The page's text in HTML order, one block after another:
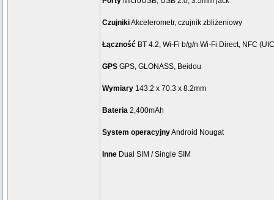
CzujnikiAkcelerometr, czujnik zbliżeniowy
Łączność BT 4.2, Wi-Fi b/g/n Wi-Fi Direct, NFC
GPS GPS, GLONASS, Beidou
Wymiary 143.2 x 70.3 x 8.2mm
Bateria 2,400mAh
System operacyjnyAndroid Nougat
Inne Dual SIM / Single SIM